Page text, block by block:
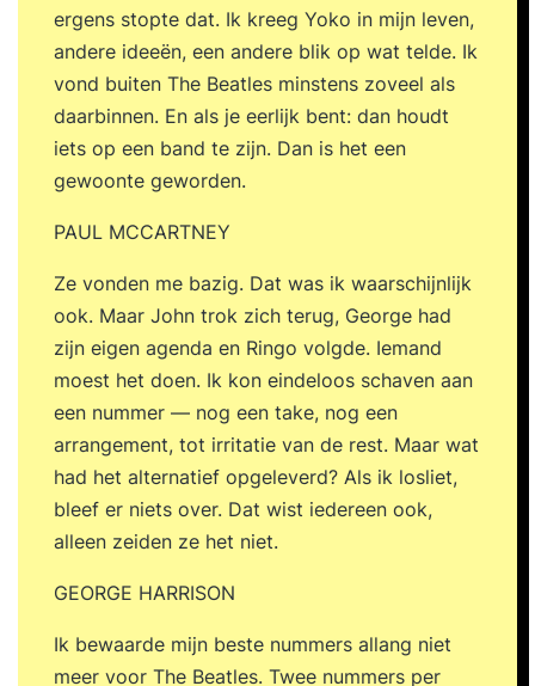
ergens stopte dat. Ik kreeg Yoko in mijn leven,
andere ideeën, een andere blik op wat telde. Ik
vond buiten The Beatles minstens zoveel als
daarbinnen. En als je eerlijk bent: dan houdt
iets op een band te zijn. Dan is het een
gewoonte geworden.
PAUL MCCARTNEY
Ze vonden me bazig. Dat was ik waarschijnlijk
ook. Maar John trok zich terug, George had
zijn eigen agenda en Ringo volgde. Iemand
moest het doen. Ik kon eindeloos schaven aan
een nummer — nog een take, nog een
arrangement, tot irritatie van de rest. Maar wat
had het alternatief opgeleverd? Als ik losliet,
bleef er niets over. Dat wist iedereen ook,
alleen zeiden ze het niet.
GEORGE HARRISON
Ik bewaarde mijn beste nummers allang niet
meer voor The Beatles. Twee nummers per